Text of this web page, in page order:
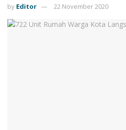
by Editor 22 November 2020